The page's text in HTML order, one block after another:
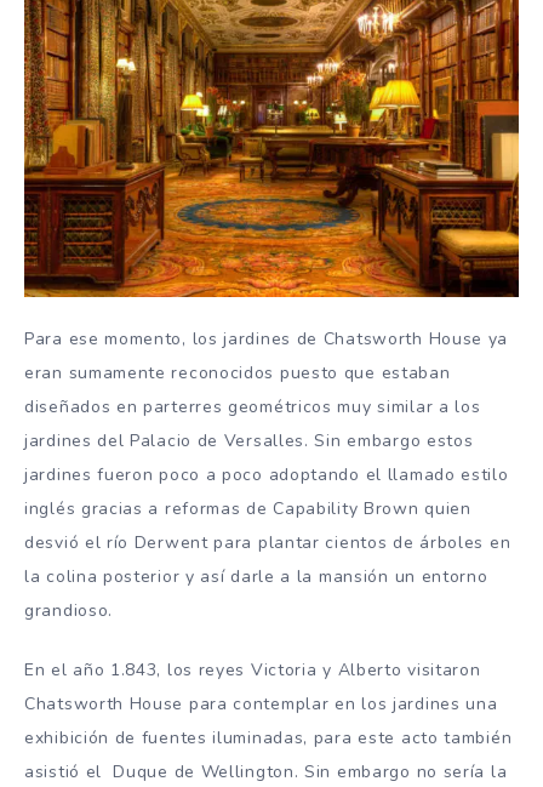
Para ese momento, los jardines de Chatsworth House ya
eran sumamente reconocidos puesto que estaban
diseñados en parterres geométricos muy similar a los
jardines del Palacio de Versalles. Sin embargo estos
jardines fueron poco a poco adoptando el llamado estilo
inglés gracias a reformas de Capability Brown quien
desvió el río Derwent para plantar cientos de árboles en
la colina posterior y así darle a la mansión un entorno
grandioso.
En el año 1.843, los reyes Victoria y Alberto visitaron
Chatsworth House para contemplar en los jardines una
exhibición de fuentes iluminadas, para este acto también
asistió el Duque de Wellington. Sin embargo no sería la